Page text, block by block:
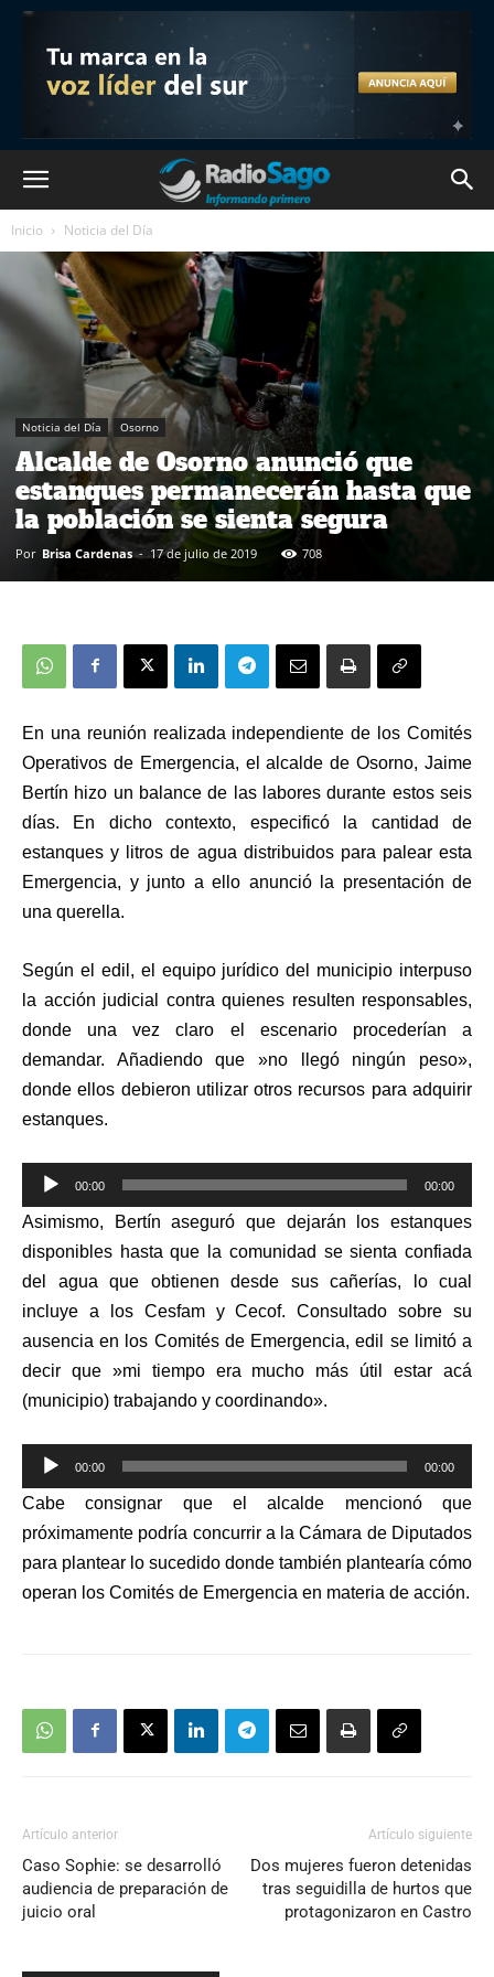
Inicio Noticia del Día
Noticia del Día Osorno
Alcalde de Osorno anunció que
estanques permanecerán hasta que
la población se sienta segura
Por Brisa Cardenas - 17 de julio de 2019 708
En una reunión realizada independiente de los Comités
Operativos de Emergencia, el alcalde de Osorno, Jaime
Bertín hizo un balance de las labores durante estos seis
días. En dicho contexto, especificó la cantidad de
estanques y litros de agua distribuidos para palear esta
Emergencia, y junto a ello anunció la presentación de
una querella.
Según el edil, el equipo jurídico del municipio interpuso
la acción judicial contra quienes resulten responsables,
donde una vez claro el escenario procederían a
demandar. Añadiendo que »no llegó ningún peso»,
donde ellos debieron utilizar otros recursos para adquirir
estanques.
Reproductor
de
audio
00:00 00:00
Asimismo, Bertín aseguró que dejarán los estanques
disponibles hasta que la comunidad se sienta confiada
del agua que obtienen desde sus cañerías, lo cual
incluye a los Cesfam y Cecof. Consultado sobre su
ausencia en los Comités de Emergencia, edil se limitó a
decir que »mi tiempo era mucho más útil estar acá
(municipio) trabajando y coordinando».
Reproductor
de
audio
00:00 00:00
Cabe consignar que el alcalde mencionó que
próximamente podría concurrir a la Cámara de Diputados
para plantear lo sucedido donde también plantearía cómo
operan los Comités de Emergencia en materia de acción.
Artículo anterior
Caso Sophie: se desarrolló
audiencia de preparación de
juicio oral
Artículo siguiente
Dos mujeres fueron detenidas
tras seguidilla de hurtos que
protagonizaron en Castro